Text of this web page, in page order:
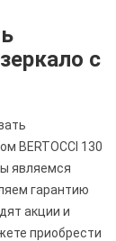
с
BERTOCCI 130
являемся
гарантию
акции и
приобрести